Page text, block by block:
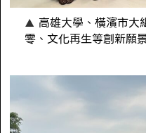
高雄大學、橫濱市大
零、文化再生等創新願